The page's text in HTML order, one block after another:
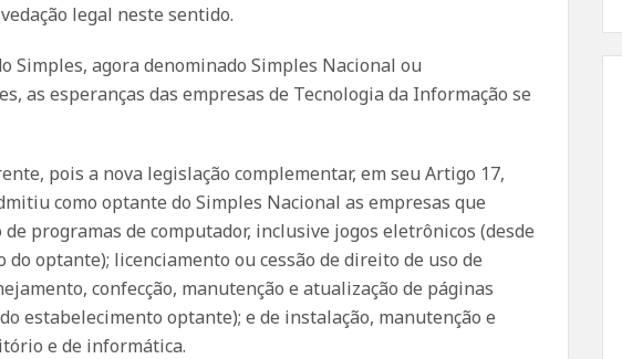
legal neste sentido.
Simples, agora denominado Simples Nacional ou
as esperanças das empresas de Tecnologia da Informação se
pois a nova legislação complementar, em seu Artigo 17,
como optante do Simples Nacional as empresas que
programas de computador, inclusive jogos eletrônicos (desde
do optante); licenciamento ou cessão de direito de uso de
confecção, manutenção e atualização de páginas
estabelecimento optante); e de instalação, manutenção e
e de informática.